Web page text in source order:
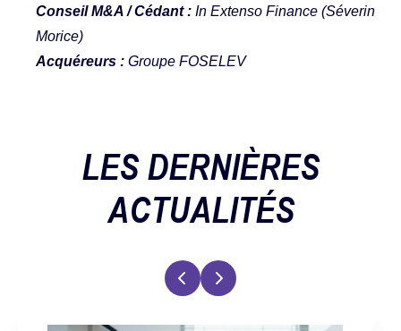
Conseil M&A / Cédant : In Extenso Finance (Séverin
Morice)
Acquéreurs : Groupe FOSELEV
LES DERNIÈRES
ACTUALITÉS